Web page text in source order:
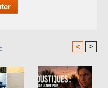
< >